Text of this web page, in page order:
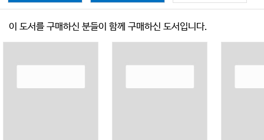
이 도서를 구매하신 분들이 함께 구매하신 도서입니다.